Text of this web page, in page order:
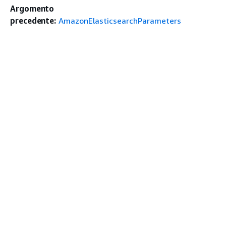
Argomento
precedente: AmazonElasticsearchParameters